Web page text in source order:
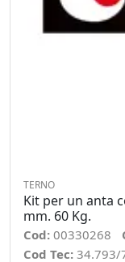
TERNO
Kit per un anta
mm. 60 Kg.
Cod: 00330268
Cod Tec: 34.793/